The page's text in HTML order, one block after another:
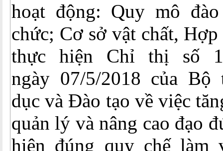
hoạt động: Quy mô
chức; Cơ sở vật chất,
thực hiện Chỉ thị số
ngày 07/5/2018 của
dục và Đào tạo về việc
quản lý và nâng cao đạo
hiện đúng quy chế làm